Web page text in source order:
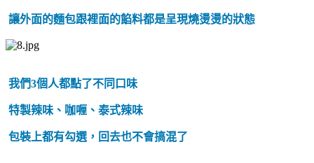
讓外面的麵包跟裡面的餡料都是呈現燒燙燙的狀態
我們3個人都點了不同口味
特製辣味、咖喱、泰式辣味
包裝上都有勾選，回去也不會搞混了